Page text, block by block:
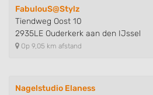
FabulouS@Stylz
Tiendweg Oost 10
2935LE Ouderkerk aan den IJssel
Op 9,05 km afstand
Nagelstudio Elaness
Use limited data to select content
IAB Special Features:
Use precise geolocation data
actively requested